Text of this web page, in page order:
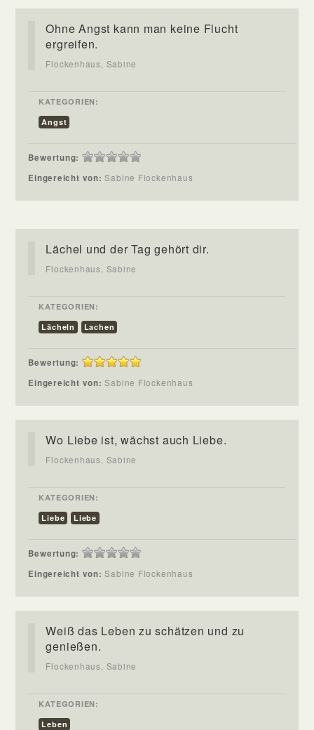
Ohne Angst kann man keine Flucht
ergreifen.
Flockenhaus, Sabine
KATEGORIEN:
Angst
Bewertung:
Eingereicht von:Sabine Flockenhaus
Lächel und der Tag gehört dir.
Flockenhaus, Sabine
KATEGORIEN:
Lächeln
Lachen
Bewertung:
Eingereicht von:Sabine Flockenhaus
Wo Liebe ist, wächst auch Liebe.
Flockenhaus, Sabine
KATEGORIEN:
Liebe
Liebe
Bewertung:
Eingereicht von:Sabine Flockenhaus
Weiß das Leben zu schätzen und zu
genießen.
Flockenhaus, Sabine
KATEGORIEN:
Leben